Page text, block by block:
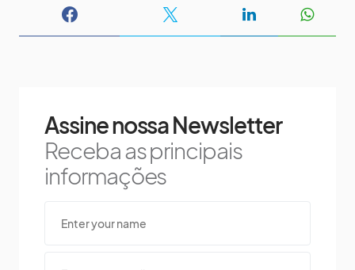
Assine nossa Newsletter
Receba as principais
informações